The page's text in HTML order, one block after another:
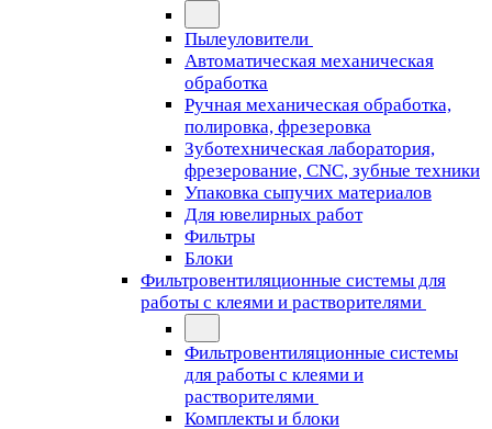
Пылеуловители
Автоматическая механическая
обработка
Ручная механическая обработка,
полировка, фрезеровка
Зуботехническая лаборатория,
фрезерование, CNC, зубные техники
Упаковка сыпучих материалов
Для ювелирных работ
Фильтры
Блоки
Фильтровентиляционные системы для
работы с клеями и растворителями
Фильтровентиляционные системы
для работы с клеями и
растворителями
Комплекты и блоки